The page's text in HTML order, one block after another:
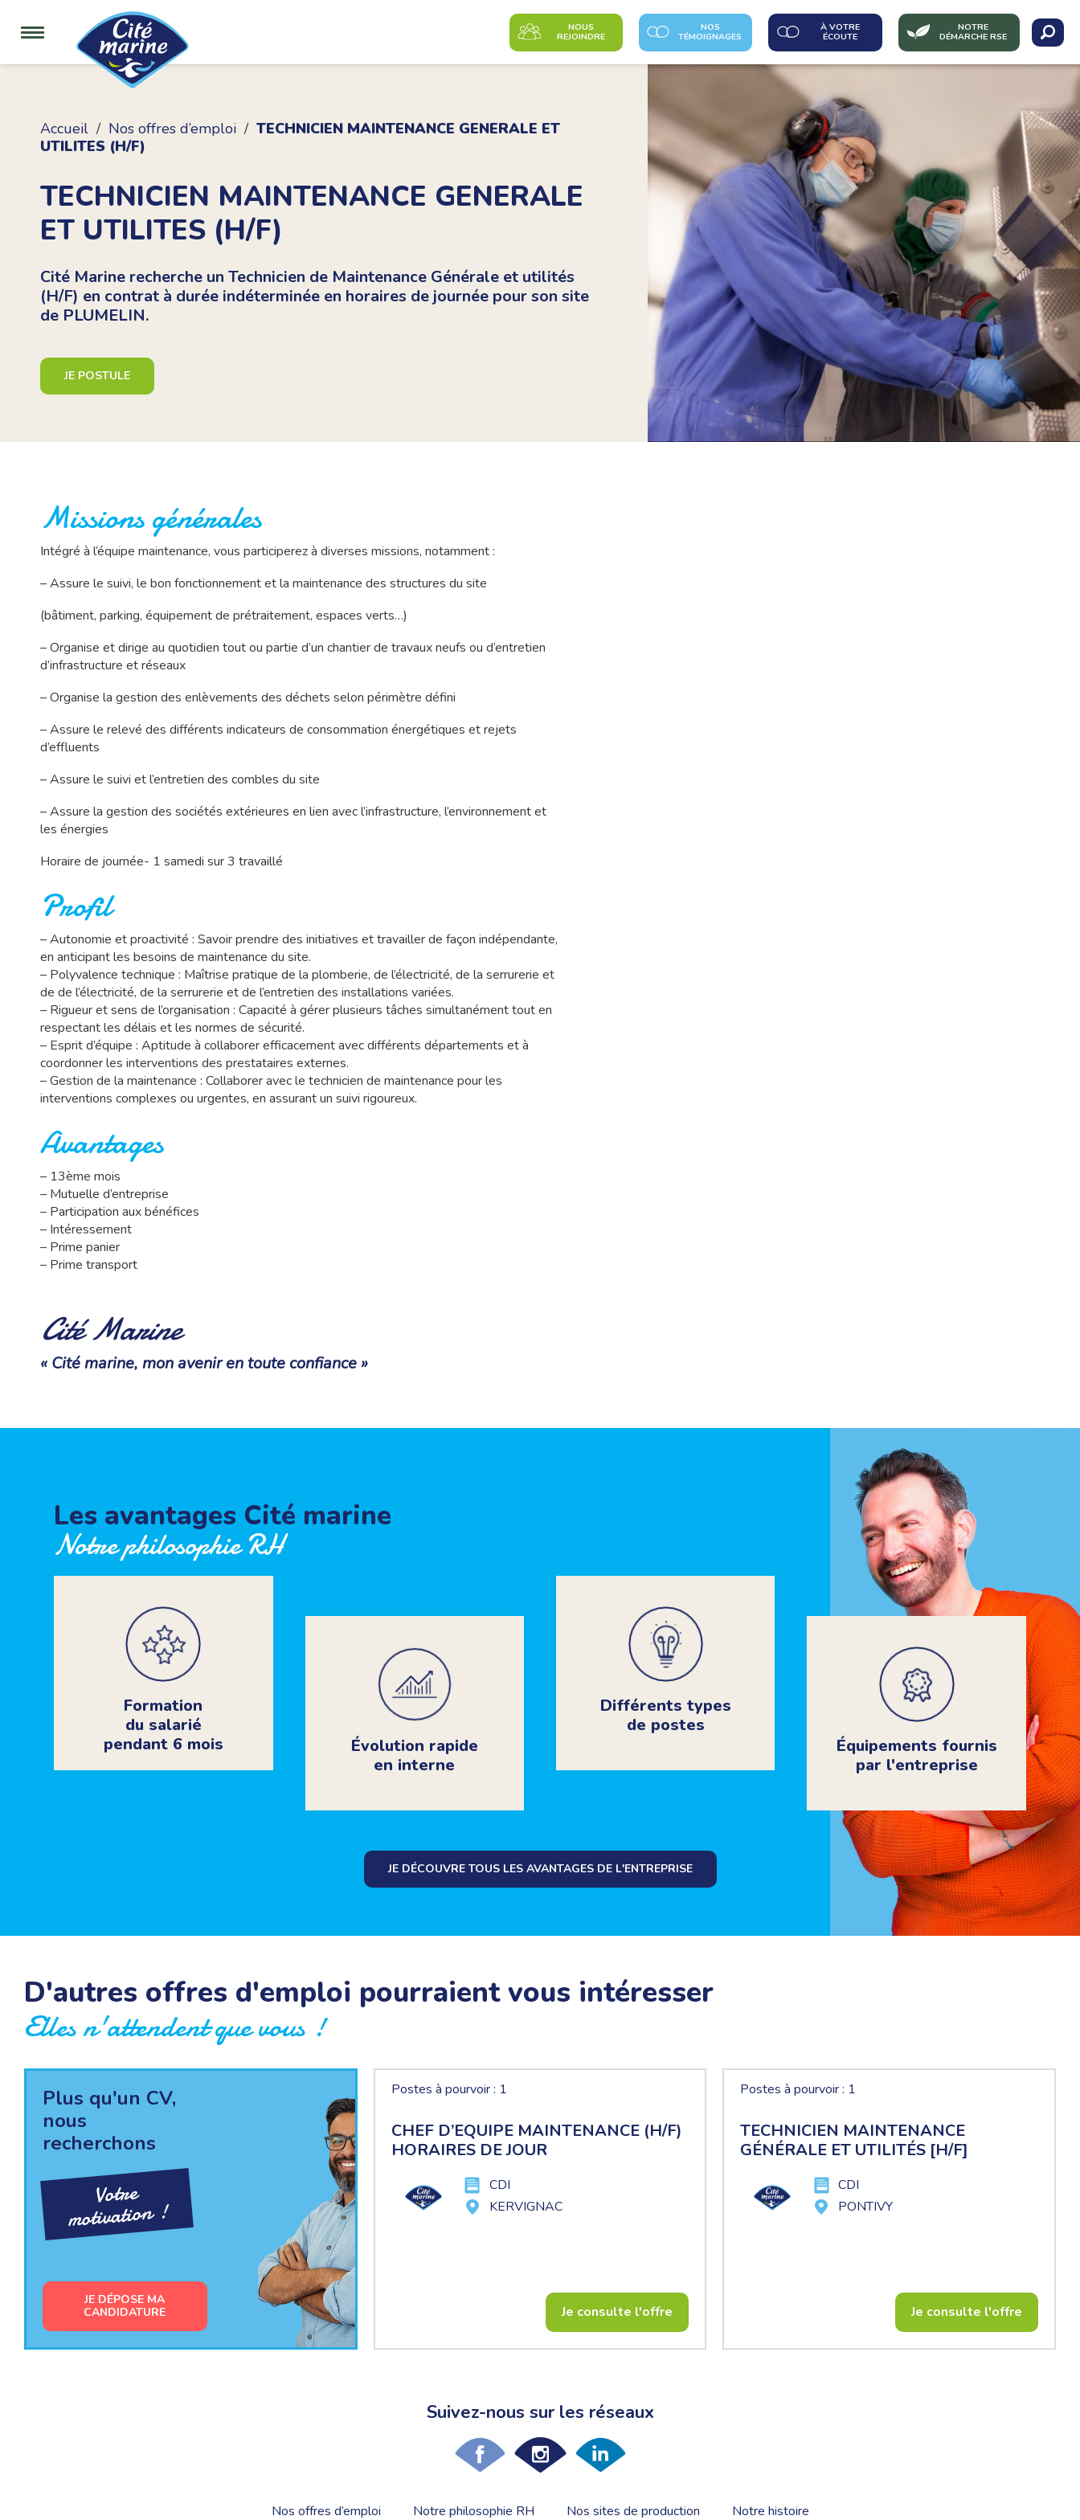
NOUS
REJOINDRE
NOS
TÉMOIGNAGES
À VOTRE
ÉCOUTE
NOTRE
DÉMARCHE RSE
Accueil Nos offres d’emploi
TECHNICIEN MAINTENANCE GENERALE ET
UTILITES (H/F)
TECHNICIEN MAINTENANCE GENERALE
ET UTILITES (H/F)
Cité Marine recherche un Technicien de Maintenance Générale et utilités
(H/F) en contrat à durée indéterminée en horaires de journée pour son site
de PLUMELIN.
JE POSTULE
Missions générales
Intégré à l’équipe maintenance, vous participerez à diverses missions, notamment :
– Assure le suivi, le bon fonctionnement et la maintenance des structures du site
(bâtiment, parking, équipement de prétraitement, espaces verts…)
– Organise et dirige au quotidien tout ou partie d’un chantier de travaux neufs ou d’entretien
d’infrastructure et réseaux
– Organise la gestion des enlèvements des déchets selon périmètre défini
– Assure le relevé des différents indicateurs de consommation énergétiques et rejets
d’effluents
– Assure le suivi et l’entretien des combles du site
– Assure la gestion des sociétés extérieures en lien avec l’infrastructure, l’environnement et
les énergies
Horaire de journée- 1 samedi sur 3 travaillé
Profil
– Autonomie et proactivité : Savoir prendre des initiatives et travailler de façon indépendante,
en anticipant les besoins de maintenance du site.
– Polyvalence technique : Maîtrise pratique de la plomberie, de l’électricité, de la serrurerie et
de de l’électricité, de la serrurerie et de l’entretien des installations variées.
– Rigueur et sens de l’organisation : Capacité à gérer plusieurs tâches simultanément tout en
respectant les délais et les normes de sécurité.
– Esprit d’équipe : Aptitude à collaborer efficacement avec différents départements et à
coordonner les interventions des prestataires externes.
– Gestion de la maintenance : Collaborer avec le technicien de maintenance pour les
interventions complexes ou urgentes, en assurant un suivi rigoureux.
Avantages
– 13ème mois
– Mutuelle d’entreprise
– Participation aux bénéfices
– Intéressement
– Prime panier
– Prime transport
Cité Marine
« Cité marine, mon avenir en toute confiance »
Les avantages Cité marine
Notre philosophie RH
Formation
du salarié
pendant 6 mois
Évolution rapide
en interne
Différents types
de postes
Équipements fournis
par l'entreprise
JE DÉCOUVRE TOUS LES AVANTAGES DE L'ENTREPRISE
D'autres offres d'emploi pourraient vous intéresser
Elles n'attendent que vous !
Plus qu'un CV,
nous
recherchons
Votre
motivation !
JE DÉPOSE MA
CANDIDATURE
Postes à pourvoir : 1
CHEF D’EQUIPE MAINTENANCE (H/F)
HORAIRES DE JOUR
CDI
KERVIGNAC
Je consulte l'offre
Postes à pourvoir : 1
TECHNICIEN MAINTENANCE
GÉNÉRALE ET UTILITÉS [H/F]
CDI
PONTIVY
Je consulte l'offre
Suivez-nous sur les réseaux
Nos offres d’emploi Notre philosophie RH Nos sites de production Notre histoire